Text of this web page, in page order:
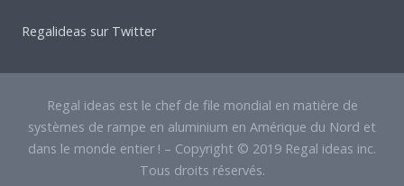
Regalideas sur Twitter
Regal ideas est le chef de file mondial en matière de
systèmes de rampe en aluminium en Amérique du Nord et
dans le monde entier ! – Copyright © 2019 Regal ideas inc.
Tous droits réservés.